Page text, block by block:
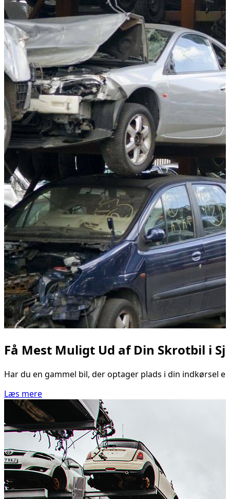
Få Mest Muligt Ud af Din Skrotbil i
Har du en gammel bil, der optager plads i din indkørsel
Læs mere